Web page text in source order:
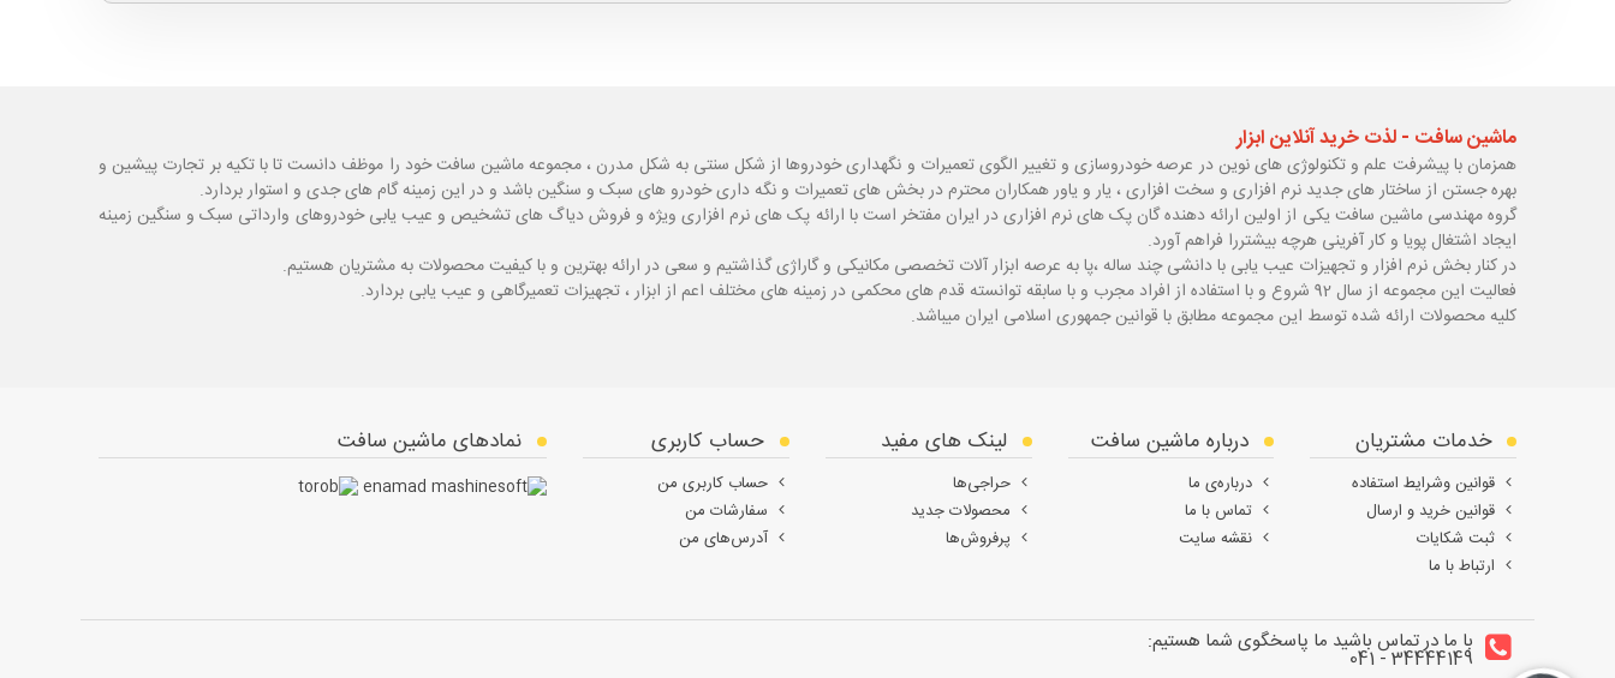
ماشین سافت - لذت خرید آنلاین ابزار
همزمان با پیشرفت علم و تکنولوژی های نوین در عرصه خودروسازی و تغییر الگوی تعمیرات و نگهداری خودروها از شکل سنتی به شکل مدرن ، مجموعه ماشین سافت خود را موظف دانست تا با تکیه بر تجارت پیشین و
بهره جستن از ساختار های جدید نرم افزاری و سخت افزاری ، یار و یاور همکاران محترم در بخش های تعمیرات و نگه داری خودرو های سبک و سنگین باشد و در این زمینه گام های جدی و استوار بردارد.
گروه مهندسی ماشین سافت یکی از اولین ارائه دهنده گان پک های نرم افزاری در ایران مفتخر است با ارائه پک های نرم افزاری ویژه و فروش دیاگ های تشخیص و عیب یابی خودروهای وارداتی سبک و سنگین زمینه
ایجاد اشتغال پویا و کار آفرینی هرچه بیشتررا فراهم آورد.
در کنار بخش نرم افزار و تجهیزات عیب یابی با دانشی چند ساله ،پابه عرصه ابزار آلات تخصصی مکانیکی و گاراژی گذاشتیم و سعی در ارائه بهترین و با کیفیت محصولات به مشتریان هستیم.
فعالیت این مجموعه از سال 92 شروع و با استفاده از افراد مجرب و با سابقه توانسته قدم های محکمی در زمینه های مختلف اعم از ابزار ، تجهیزات تعمیرگاهی و عیب یابی بردارد.
کلیه محصولات ارائه شده توسط این مجموعه مطابق با قوانین جمهوری اسلامی ایران میباشد.
خدمات مشتریان
قوانین وشرایط استفاده
قوانین خرید و ارسال
ثبت شکایات
ارتباط با ما
درباره ماشین سافت
درباره‌ی ما
تماس با ما
نقشه سایت
لینک های مفید
حراجی‌ها
محصولات جدید
پرفروش‌ها
حساب کاربری
حساب کاربری من
سفارشات من
آدرس‌های من
نمادهای ماشین سافت
با ما در تماس باشید ما پاسخگوی شما هستیم:
34444149 - 041